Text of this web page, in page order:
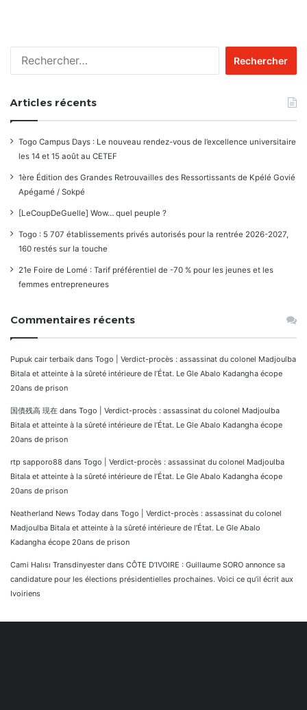
Articles récents
Togo Campus Days : Le nouveau rendez-vous de l’excellence universitaire
les 14 et 15 août au CETEF
1ère Édition des Grandes Retrouvailles des Ressortissants de Kpélé Govié
Apégamé / Sokpé
[LeCoupDeGuelle] Wow… quel peuple ?
Togo : 5 707 établissements privés autorisés pour la rentrée 2026-2027,
160 restés sur la touche
21e Foire de Lomé : Tarif préférentiel de -70 % pour les jeunes et les
femmes entrepreneures
Commentaires récents
Pupuk cair terbaik dans Togo | Verdict-procès : assassinat du colonel Madjoulba
Bitala et atteinte à la sûreté intérieure de l’État. Le Gle Abalo Kadangha écope
20ans de prison
国債残高 現在 dans Togo | Verdict-procès : assassinat du colonel Madjoulba
Bitala et atteinte à la sûreté intérieure de l’État. Le Gle Abalo Kadangha écope
20ans de prison
rtp sapporo88 dans Togo | Verdict-procès : assassinat du colonel Madjoulba
Bitala et atteinte à la sûreté intérieure de l’État. Le Gle Abalo Kadangha écope
20ans de prison
Neatherland News Today dans Togo | Verdict-procès : assassinat du colonel
Madjoulba Bitala et atteinte à la sûreté intérieure de l’État. Le Gle Abalo
Kadangha écope 20ans de prison
Cami Halısı Transdinyester dans CÔTE D’IVOIRE : Guillaume SORO annonce sa
candidature pour les élections présidentielles prochaines. Voici ce qu’il écrit aux
Ivoiriens